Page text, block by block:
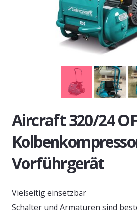
Aircraft 320/24
Vorführgerät
Vielseitig einsetzbar
Schalter und Armaturen sind